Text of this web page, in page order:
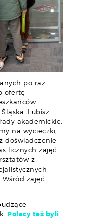
po raz
ofertę
Lubisz
akademickie,
na wycieczki,
doświadczenie
licznych zajęć
z
zajęć
Polacy też byli